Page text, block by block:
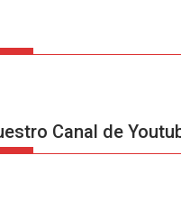
Canal de